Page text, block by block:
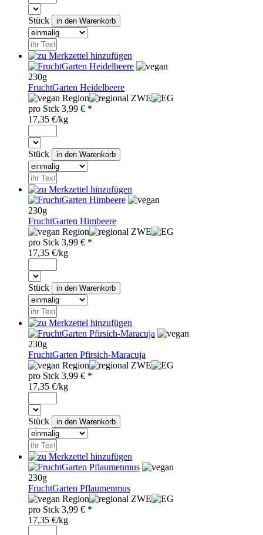
Stück
230g
FruchtGarten Heidelbeere
Region
ZWE
pro Stck 3,99 € *
17,35 €/kg
Stück
230g
FruchtGarten Himbeere
Region
ZWE
pro Stck 3,99 € *
17,35 €/kg
Stück
230g
FruchtGarten Pfirsich-Maracuja
Region
ZWE
pro Stck 3,99 € *
17,35 €/kg
Stück
230g
FruchtGarten Pflaumenmus
Region
ZWE
pro Stck 3,99 € *
17,35 €/kg